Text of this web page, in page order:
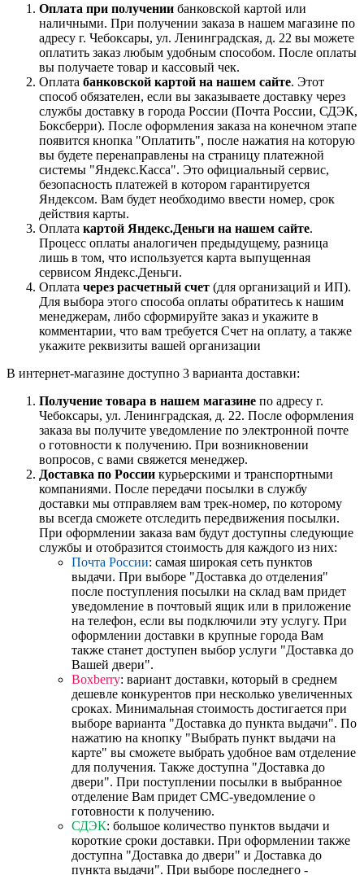
Оплата при получении банковской картой или
наличными. При получении заказа в нашем магазине по
адресу г. Чебоксары, ул. Ленинградская, д. 22 вы можете
оплатить заказ любым удобным способом. После оплаты
вы получаете товар и кассовый чек.
Оплата банковской картой на нашем сайте. Этот
способ обязателен, если вы заказываете доставку через
службы доставку в города России (Почта России, СДЭК,
Боксберри). После оформления заказа на конечном этапе
появится кнопка "Оплатить", после нажатия на которую
вы будете перенаправлены на страницу платежной
системы "Яндекс.Касса". Это официальный сервис,
безопасность платежей в котором гарантируется
Яндексом. Вам будет необходимо ввести номер, срок
действия карты.
Оплата картой Яндекс.Деньги на нашем сайте.
Процесс оплаты аналогичен предыдущему, разница
лишь в том, что используется карта выпущенная
сервисом Яндекс.Деньги.
Оплата через расчетный счет (для организаций и ИП).
Для выбора этого способа оплаты обратитесь к нашим
менеджерам, либо сформируйте заказ и укажите в
комментарии, что вам требуется Счет на оплату, а также
укажите реквизиты вашей организации
В интернет-магазине доступно 3 варианта доставки:
Получение товара в нашем магазине по адресу г.
Чебоксары, ул. Ленинградская, д. 22. После оформления
заказа вы получите уведомление по электронной почте
о готовности к получению. При возникновении
вопросов, с вами свяжется менеджер.
Доставка по России курьерскими и транспортными
компаниями. После передачи посылки в службу
доставки мы отправляем вам трек-номер, по которому
вы всегда сможете отследить передвижения посылки.
При оформлении заказа вам будут доступны следующие
службы и отобразится стоимость для каждого из них:
Почта России: самая широкая сеть пунктов
выдачи. При выборе "Доставка до отделения"
после поступления посылки на склад вам придет
уведомление в почтовый ящик или в приложение
на телефон, если вы подключили эту услугу. При
оформлении доставки в крупные города Вам
также станет доступен выбор услуги "Доставка до
Вашей двери".
Boxberry: вариант доставки, который в среднем
дешевле конкурентов при несколько увеличенных
сроках. Минимальная стоимость достигается при
выборе варианта "Доставка до пункта выдачи". По
нажатию на кнопку "Выбрать пункт выдачи на
карте" вы сможете выбрать удобное вам отделение
для получения. Также доступна "Доставка до
двери". При поступлении посылки в выбранное
отделение Вам придет СМС-уведомление о
готовности к получению.
СДЭК: большое количество пунктов выдачи и
короткие сроки доставки. При оформлении также
доступна "Доставка до двери" и Доставка до
пункта выдачи". При выборе последнего -